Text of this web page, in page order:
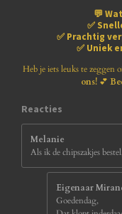
1
8
r
💬
✅
✅ Prachtig
✅ Uniek
Heb je iets leuks te zeggen
ons!💕
Reacties
Melanie
Als ik de chipszakjes
Eigenaar
Goedendag,